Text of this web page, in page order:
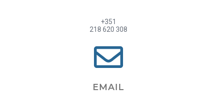
+351
218 620 308
EMAIL